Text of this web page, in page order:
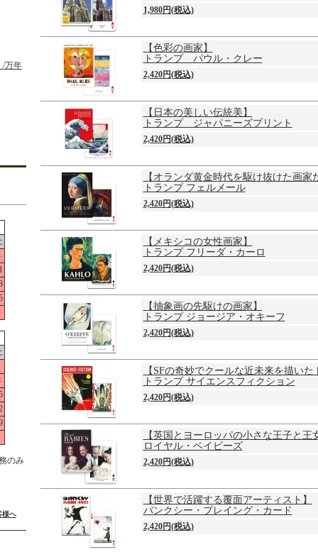
/万年
のみ
様へ
1,980円(税込)
【色彩の画家】
トランプ パウル・クレー
2,420円(税込)
【日本の美しい伝統美】
トランプ ジャパニーズプリント
2,420円(税込)
【オランダ黄金時代を駆け抜けた画家
トランプ フェルメール
2,420円(税込)
【メキシコの女性画家】
トランプ フリーダ・カーロ
2,420円(税込)
【抽象画の先駆けの画家】
トランプ ジョージア・オキーフ
2,420円(税込)
【SFの奇妙でクールな近未来を描いた
トランプ サイエンスフィクション
2,420円(税込)
【英国とヨーロッパの小さな王子と王
ロイヤル・ベイビーズ
2,420円(税込)
【世界で活躍する覆面アーティスト】
バンクシー・プレイング・カード
2,420円(税込)